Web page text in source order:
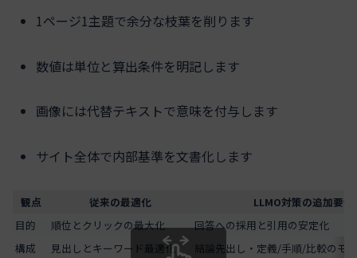
1ページ1主題で余分な枝葉を削ります
数値は単位と算出条件を明記します
画像には代替テキストで意味を付与します
サイト全体で内部基準を文書化します
観点 従来の最適化
LLMO対策の追加要件
目的
順位とクリックの最大化
回答への採用と引用の安定化
構成
見出しとキーワード最適化
結論先出し・定義/手順/比較のモ